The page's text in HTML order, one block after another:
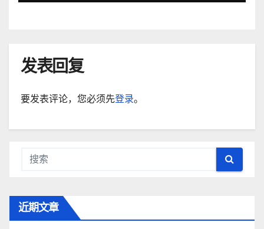
发表回复
要发表评论，您必须先登录。
近期文章